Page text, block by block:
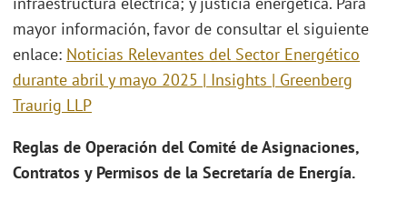
mayor información, favor de consultar el siguiente
enlace: Noticias Relevantes del Sector Energético
durante abril y mayo 2025 | Insights | Greenberg
Traurig LLP
Reglas de Operación del Comité de Asignaciones,
Contratos y Permisos de la Secretaría de Energía.